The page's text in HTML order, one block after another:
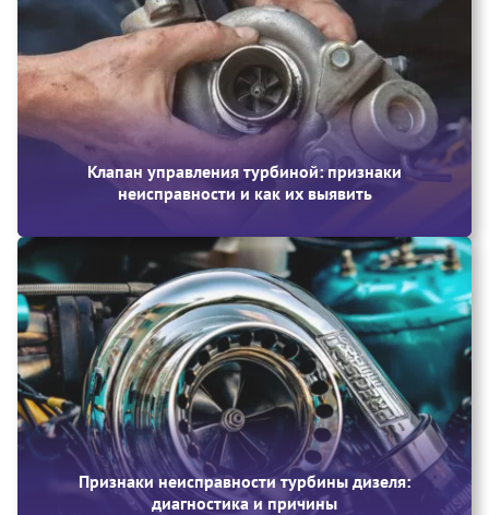
Клапан управления турбиной: признаки
неисправности и как их выявить
Признаки неисправности турбины дизеля:
диагностика и причины